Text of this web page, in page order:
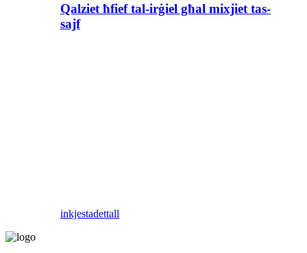
Qalziet ħfief tal-irġiel għal mixjiet tas-
sajf
inkjestadettall